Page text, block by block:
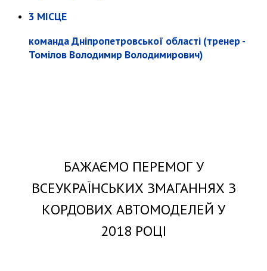
3 МІСЦЕ
команда Дніпропетровської області (тренер -
Томілов Володимир Володимирович)
БАЖАЄМО ПЕРЕМОГ У
ВСЕУКРАЇНСЬКИХ ЗМАГАННЯХ З
КОРДОВИХ АВТОМОДЕЛЕЙ У
2018 РОЦІ